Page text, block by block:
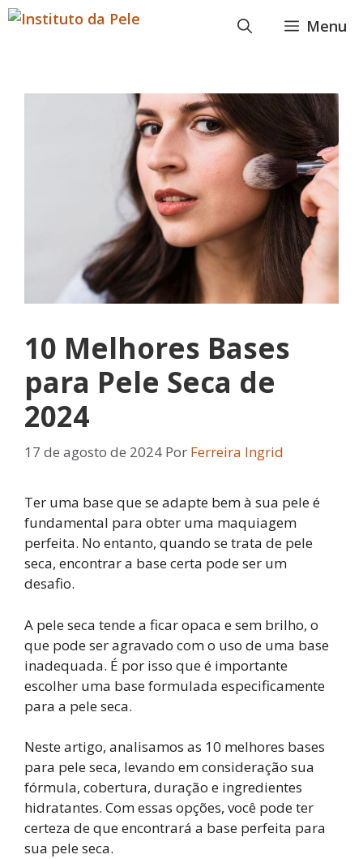
Pular
para
Menu
10 Melhores Bases
para Pele Seca de
2024
17 de agosto de 2024 Por Ferreira Ingrid
Ter uma base que se adapte bem à sua pele é
fundamental para obter uma maquiagem
perfeita. No entanto, quando se trata de pele
seca, encontrar a base certa pode ser um
desafio.
A pele seca tende a ficar opaca e sem brilho, o
que pode ser agravado com o uso de uma base
inadequada. É por isso que é importante
escolher uma base formulada especificamente
para a pele seca.
Neste artigo, analisamos as 10 melhores bases
para pele seca, levando em consideração sua
fórmula, cobertura, duração e ingredientes
hidratantes. Com essas opções, você pode ter
certeza de que encontrará a base perfeita para
sua pele seca.